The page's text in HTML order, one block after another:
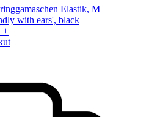
Elastik, M
with ears', black
+